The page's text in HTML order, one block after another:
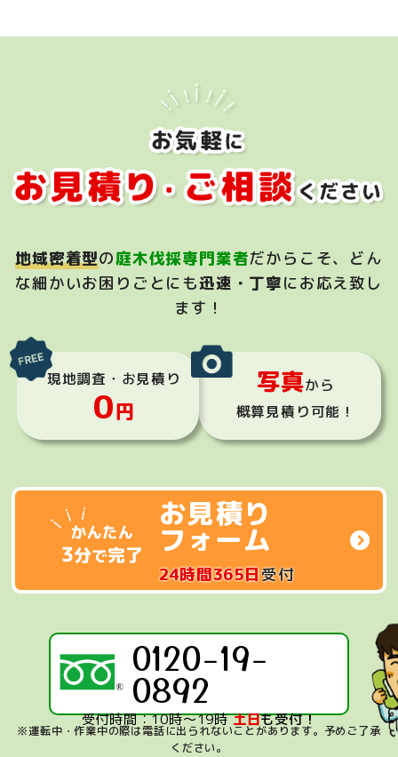
地域密着型の庭木伐採専門業者だからこそ、 どん
な細かいお困りごとにも迅速・丁寧にお応え致し
ます！
現地調査・お見積り
0円
写真から
概算見積り可能！
お見積り
フォーム
24時間365日受付
0120-19-
0892
受付時間：10時～19時 土日も受付！
※運転中・作業中の際は電話に出られないことがあります。 予めご了承
ください。